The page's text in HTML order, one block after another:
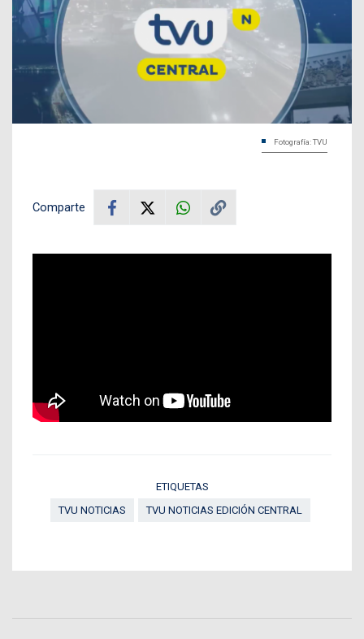
Fotografía: TVU
Comparte
ETIQUETAS
TVU NOTICIAS
TVU NOTICIAS EDICIÓN CENTRAL